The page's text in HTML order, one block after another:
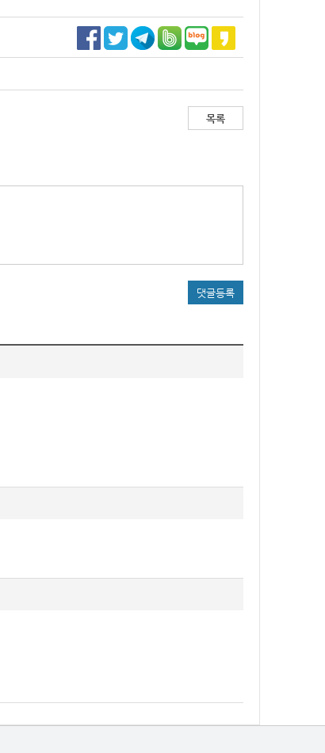
목록
댓글등록